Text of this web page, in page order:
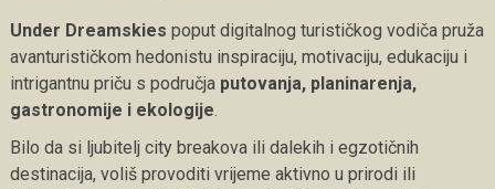
Under Dreamskies poput digitalnog turističkog vodiča pruža
avanturističkom hedonistu inspiraciju, motivaciju, edukaciju i
intrigantnu priču s područja putovanja, planinarenja,
gastronomije i ekologije.
Bilo da si ljubitelj city breakova ili dalekih i egzotičnih
destinacija, voliš provoditi vrijeme aktivno u prirodi ili